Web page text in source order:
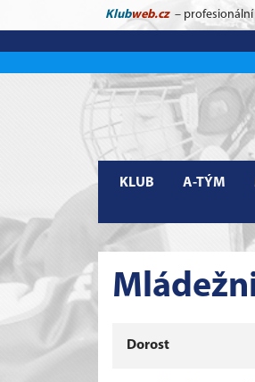
Klubweb.cz –
KLUB A-TÝM
Dorost